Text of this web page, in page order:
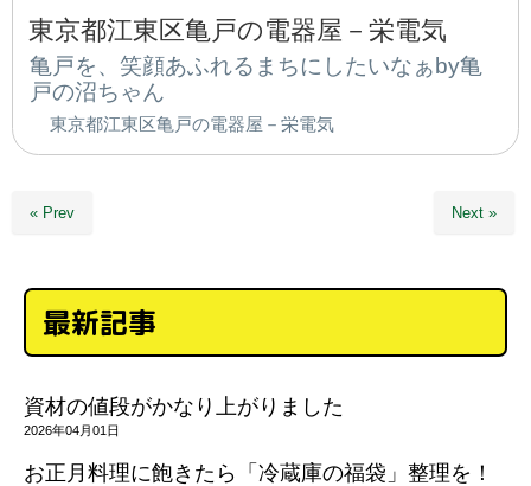
東京都江東区亀戸の電器屋－栄電気
亀戸を、笑顔あふれるまちにしたいなぁby亀
戸の沼ちゃん
東京都江東区亀戸の電器屋－栄電気
« Prev Next »
最新記事
資材の値段がかなり上がりました
2026年04月01日
お正月料理に飽きたら「冷蔵庫の福袋」整理を！